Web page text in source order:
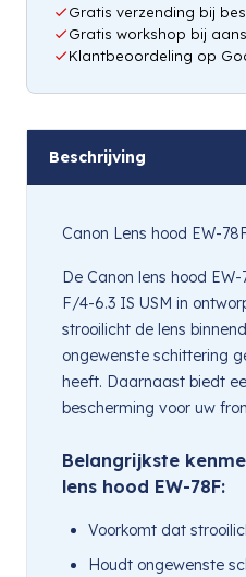
Gratis verzending bij
Gratis workshop bij
Klantbeoordeling op
Beschrijving
Canon Lens hood EW-
De Canon lens hood
F/4-6.3 IS USM in
strooilicht de lens
ongewenste schittering
heeft. Daarnaast biedt
bescherming voor uw
Belangrijkste
lens hood EW-78F:
Voorkomt dat
Houdt ongewenste